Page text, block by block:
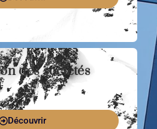
des sociétés
Découvrir